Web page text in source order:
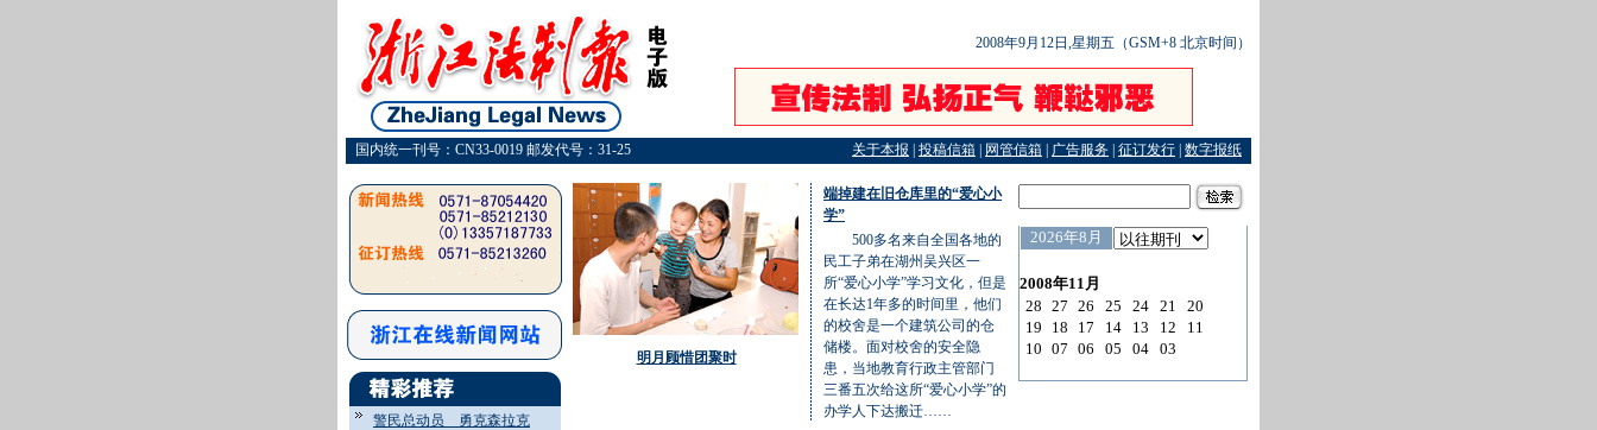
2008年9月12日,星期五（GSM+8 北京时间）
国内统一刊号：CN33-0019 邮发代号：31-25 关于本报 投稿信箱 网管信箱 广告服务 征订发行 数字报纸
警民总动员 勇克森拉克
明月顾惜团聚时
端掉建在旧仓库里的“爱心小
学”
500多名来自全国各地的
民工子弟在湖州吴兴区一
所“爱心小学”学习文化，但是
在长达1年多的时间里，他们
的校舍是一个建筑公司的仓
储楼。面对校舍的安全隐
患，当地教育行政主管部门
三番五次给这所“爱心小学”的
办学人下达搬迁……